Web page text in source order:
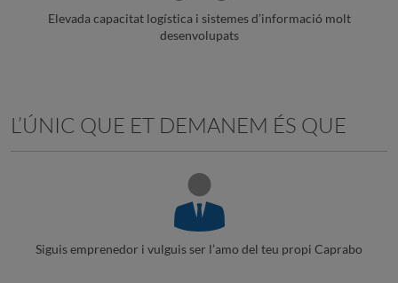
Elevada capacitat logística i sistemes d’informació molt
desenvolupats
L’ÚNIC QUE ET DEMANEM ÉS QUE
Siguis emprenedor i vulguis ser l’amo del teu propi Caprabo